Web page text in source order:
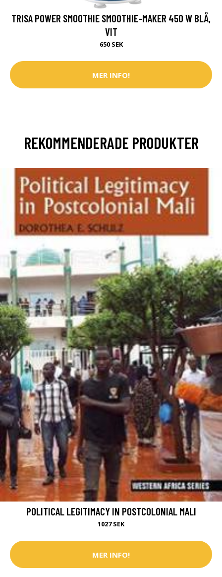
TRISA POWER SMOOTHIE SMOOTHIE-MAKER 450 W BLÅ,
VIT
650 SEK
MER INFO!
REKOMMENDERADE PRODUKTER
POLITICAL LEGITIMACY IN POSTCOLONIAL MALI
1027 SEK
MER INFO!